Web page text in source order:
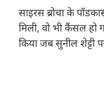
साइरस ब्रोचा के
मिली, वो भी कैंसल
किया जब सुनील शेट्टी